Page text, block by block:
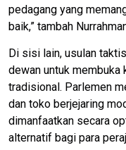
pedagang yang
baik,” tambah
​Di sisi lain, usulan
dewan untuk
tradisional. Parlemen
dan toko berjejaring
dimanfaatkan secara
alternatif bagi para